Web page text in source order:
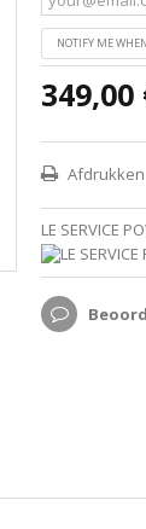
NOTIFY ME
349,00
Afdrukken
LE SERVICE